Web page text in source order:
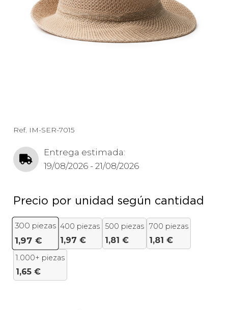
Ref. IM-SER-7015
Entrega estimada:
19/08/2026 - 21/08/2026
Precio por unidad según cantidad
300piezas
1,97 €
400 piezas
1,97 €
500 piezas
1,81 €
700 piezas
1,81 €
1.000+ piezas
1,65 €